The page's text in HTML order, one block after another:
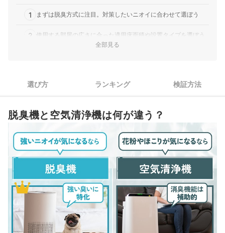
1 まずは脱臭方式に注目。対策したいニオイに合わせて選ぼう
2 使用する部屋の広さに合った適用床面積や設置タイプを選ぼう
4
お手入れの楽さとフィルター交換コストの両面から、長く快適
に使えるモデルを選ぼう
脱臭機全26商品おすすめ人気ランキング
オゾンの脱臭効果とは？人体への影響はあるの？
フィルターの交換時期・方法は？
脱臭効果が弱くなってきたときの対処法は？
脱臭機の売れ筋ランキングもチェック！
全部見る
選び方 ランキング 検証方法
脱臭機と空気清浄機は何が違う？